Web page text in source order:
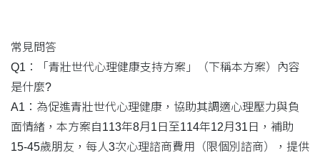
常見問答
Q1：「青壯世代心理健康支持方案」（下稱本方案）內容
是什麼?
A1：為促進青壯世代心理健康，協助其調適心理壓力與負
面情緒，本方案自113年8月1日至114年12月31日，補助
15-45歲朋友，每人3次心理諮商費用（限個別諮商），提供